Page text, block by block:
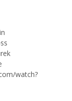
watch?